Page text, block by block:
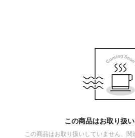
この商品はお取り扱
この商品はお取り扱いしていません、